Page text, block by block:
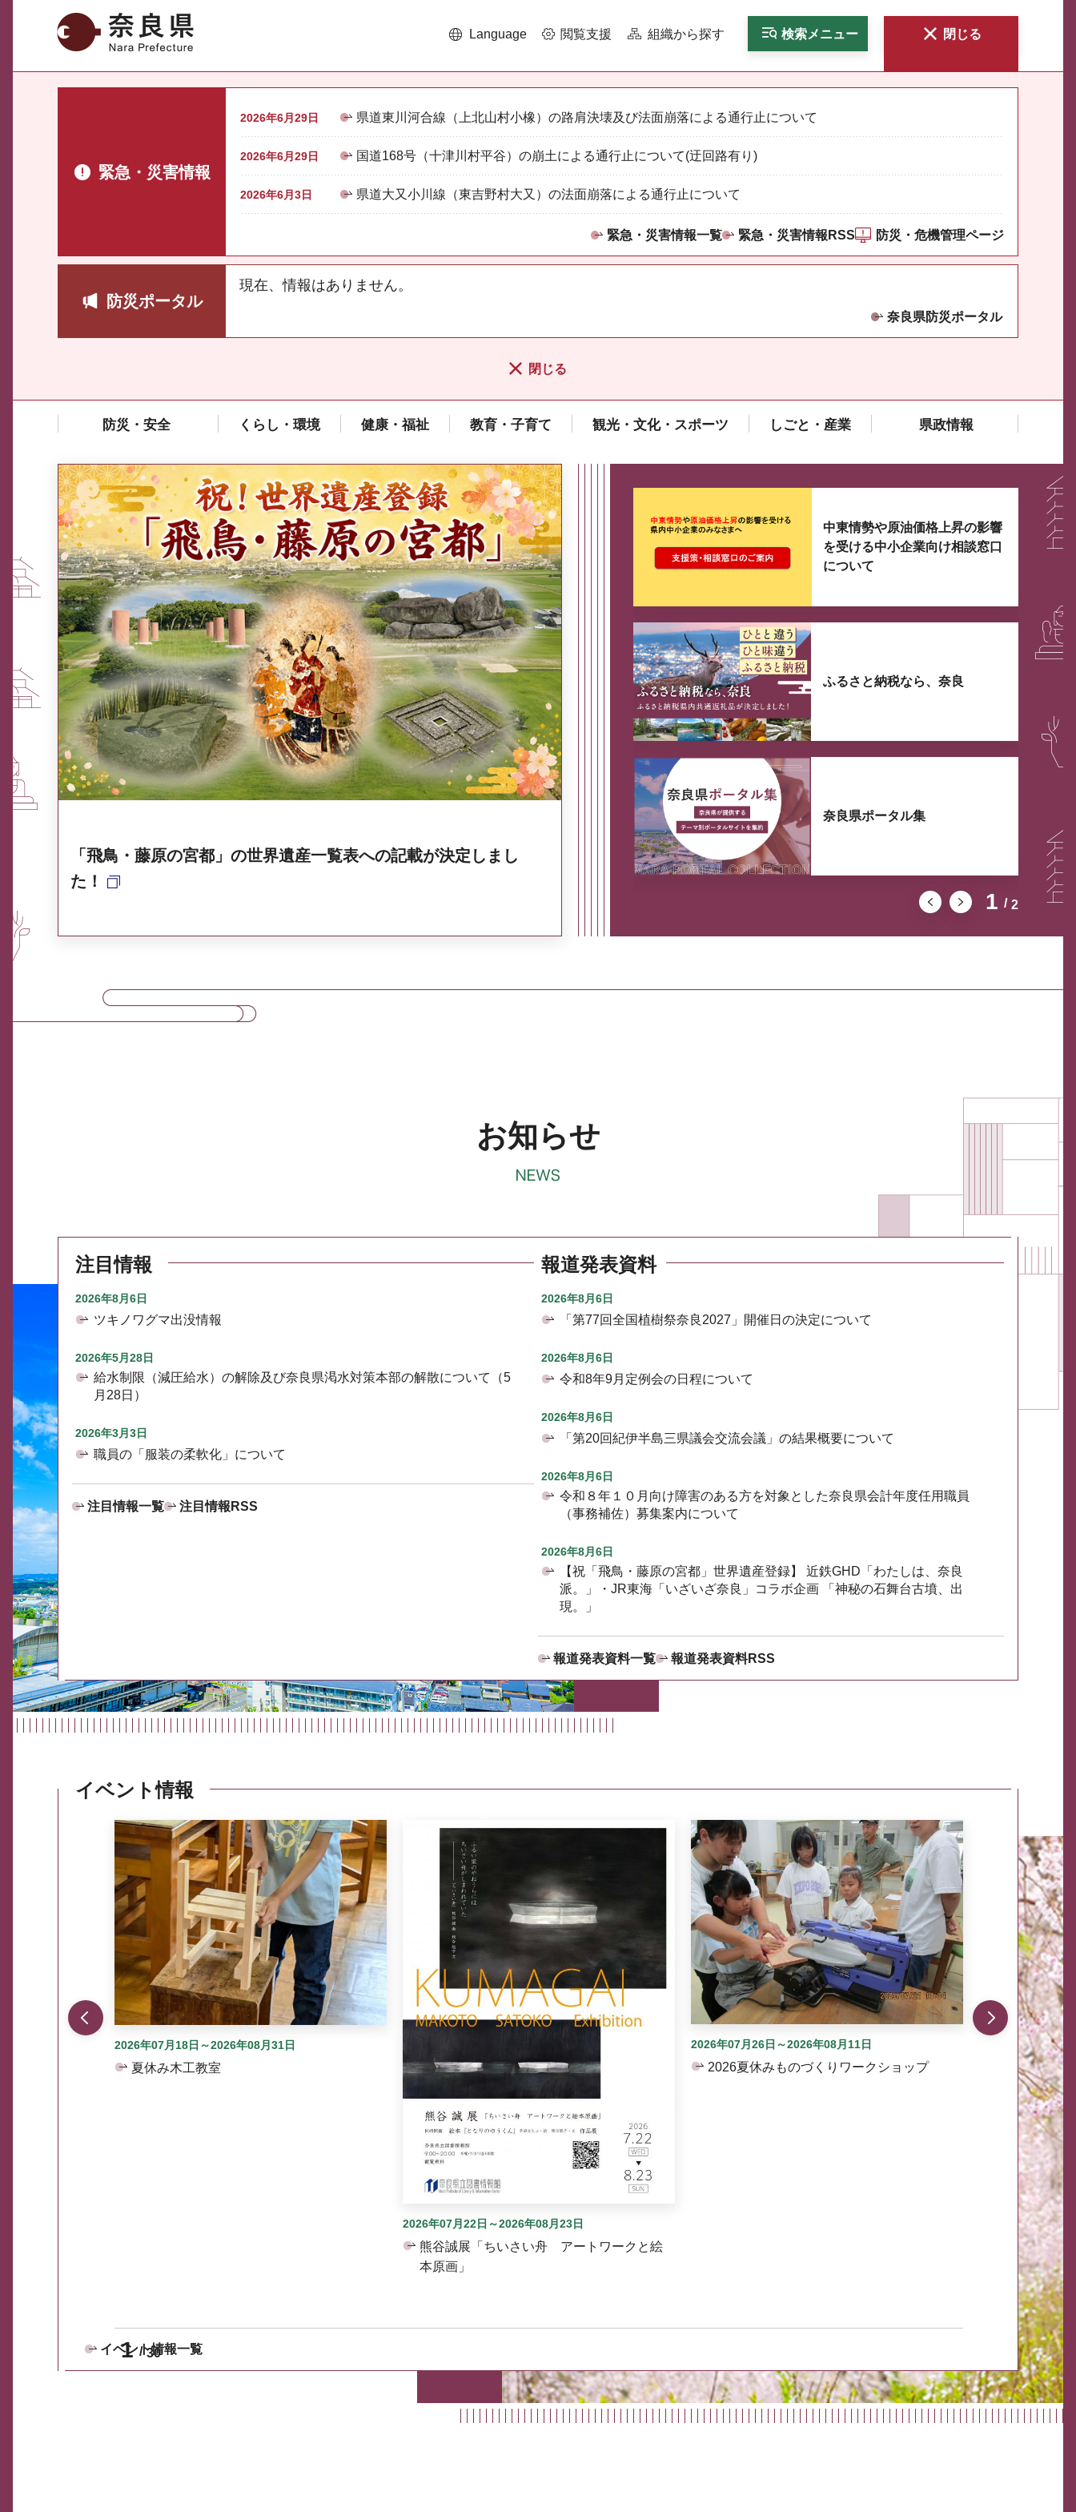
奈良県 Language 閲覧支援 組織から探す 検索メニュー 閉じる
緊急・災害情報
2026年6月29日 県道東川河合線（上北山村小橡）の路肩決壊及び法面崩落による通行止について
2026年6月29日 国道168号（十津川村平谷）の崩土による通行止について(迂回路有り)
2026年6月3日 県道大又小川線（東吉野村大又）の法面崩落による通行止について
緊急・災害情報一覧 緊急・災害情報RSS 防災・危機管理ページ
防災ポータル
現在、情報はありません。
奈良県防災ポータル
閉じる
防災・安全 くらし・環境 健康・福祉 教育・子育て 観光・文化・スポーツ しごと・産業 県政情報
「飛鳥・藤原の宮都」の世界遺産一覧表への記載が決定しまし
た！
ここから最大3つずつ情報が表示されるスライダーがあります。
1 2
中東情勢や原油価格上昇の影響
を受ける中小企業向け相談窓口
について
ふるさと納税なら、奈良
県広報誌「県民だより奈良」
2026年8月号
奈良県政策集
中東情勢や原油価格上昇の影響
を受ける中小企業向け相談窓口
について
ふるさと納税なら、奈良
奈良県ポータル集
お知らせ
注目情報
2026年8月6日
ツキノワグマ出没情報
2026年5月28日
給水制限（減圧給水）の解除及び奈良県渇水対策本部の解散について（5
月28日）
2026年3月3日
職員の「服装の柔軟化」について
注目情報一覧 注目情報RSS
報道発表資料
2026年8月6日
「第77回全国植樹祭奈良2027」開催日の決定について
2026年8月6日
令和8年9月定例会の日程について
2026年8月6日
「第20回紀伊半島三県議会交流会議」の結果概要について
2026年8月6日
令和８年１０月向け障害のある方を対象とした奈良県会計年度任用職員
（事務補佐）募集案内について
2026年8月6日
【祝「飛鳥・藤原の宮都」世界遺産登録】 近鉄GHD「わたしは、奈良
派。」・JR東海「いざいざ奈良」コラボ企画 「神秘の石舞台古墳、出
現。」
報道発表資料一覧 報道発表資料RSS
イベント情報
1 30
2026年07月18日～2026年08月31日
夏休み木工教室
2026年07月22日～2026年08月23日
熊谷誠展「ちいさい舟 アートワークと絵
本原画」
2026年07月26日～2026年08月11日
2026夏休みものづくりワークショップ
イベント情報一覧